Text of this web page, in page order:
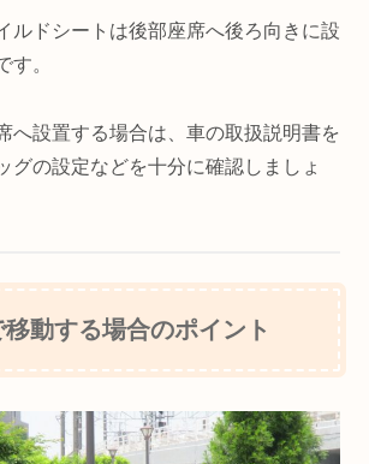
ルドシートは後部座席へ後ろ向きに設
す。
へ設置する場合は、車の取扱説明書を
グの設定などを十分に確認しましょ
動する場合のポイント